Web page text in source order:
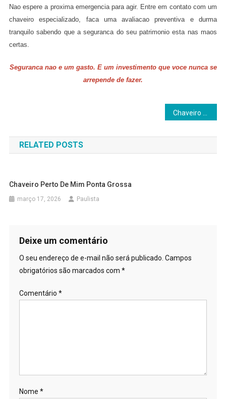
Nao espere a proxima emergencia para agir. Entre em contato com um
chaveiro especializado, faca uma avaliacao preventiva e durma
tranquilo sabendo que a seguranca do seu patrimonio esta nas maos
certas.
Seguranca nao e um gasto. E um investimento que voce nunca se
arrepende de fazer.
de
Post
RELATED POSTS
Chaveiro Perto De Mim Ponta Grossa
março 17, 2026 Paulista
Deixe um comentário
O seu endereço de e-mail não será publicado. Campos
obrigatórios são marcados com *
Comentário *
Nome *